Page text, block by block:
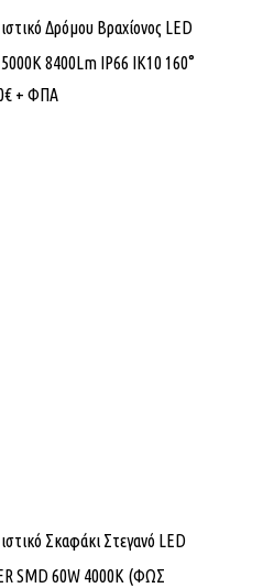
Δρόμου Βραχίονος LED
8400Lm IP66 ΙΚ10 160°
€ + ΦΠΑ
Σκαφάκι Στεγανό LED
SMD 60W 4000K (ΦΩΣ